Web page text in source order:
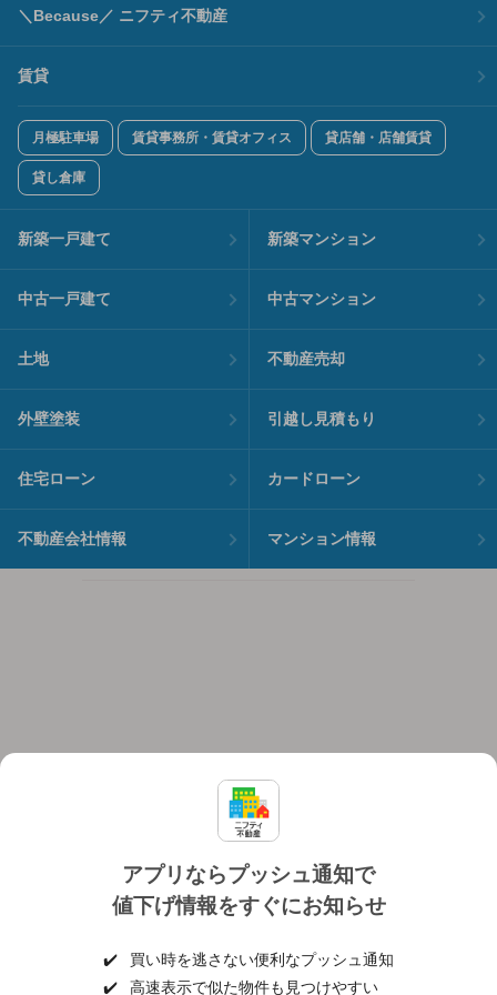
アプリならプッシュ通知で
値下げ情報をすぐにお知らせ
✔️
買い時を逃さない便利なプッシュ通知
✔️
高速表示で似た物件も見つけやすい
＼Because／ ニフティ不動産
賃貸
月極駐車場 賃貸事務所・賃貸オフィス 貸店舗・店舗賃貸
貸し倉庫
新築一戸建て 新築マンション
中古一戸建て 中古マンション
土地 不動産売却
外壁塗装 引越し見積もり
住宅ローン カードローン
不動産会社情報 マンション情報
個人情報保護ポリシー 利用規約
ヘルプ・お問い合わせ 採用情報